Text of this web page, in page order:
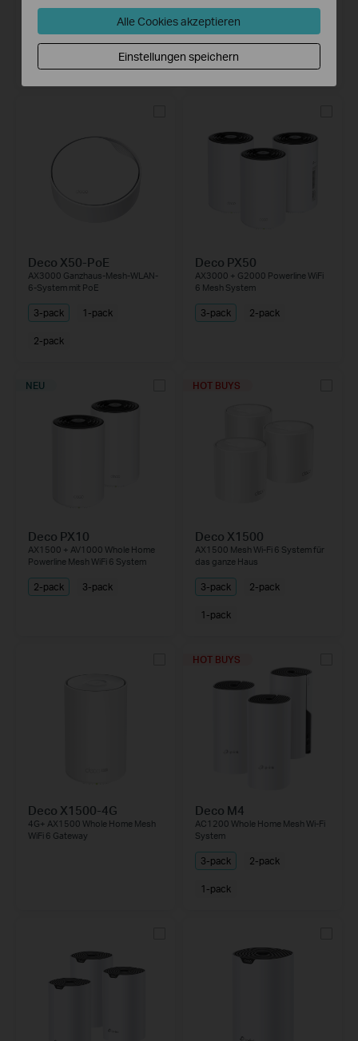
Deco X50-PoE
AX3000 Ganzhaus-Mesh-WLAN-
6-System mit PoE
3-pack 1-pack
2-pack
Deco PX50
AX3000 + G2000 Powerline WiFi
6 Mesh System
3-pack 2-pack
NEU
Deco PX10
AX1500 + AV1000 Whole Home
Powerline Mesh WiFi 6 System
2-pack 3-pack
HOT BUYS
Deco X1500
AX1500 Mesh Wi-Fi 6 System für
das ganze Haus
3-pack 2-pack
1-pack
Deco X1500-4G
4G+ AX1500 Whole Home Mesh
WiFi 6 Gateway
HOT BUYS
Deco M4
AC1200 Whole Home Mesh Wi-Fi
System
3-pack 2-pack
1-pack
Alle Cookies akzeptieren
Einstellungen speichern